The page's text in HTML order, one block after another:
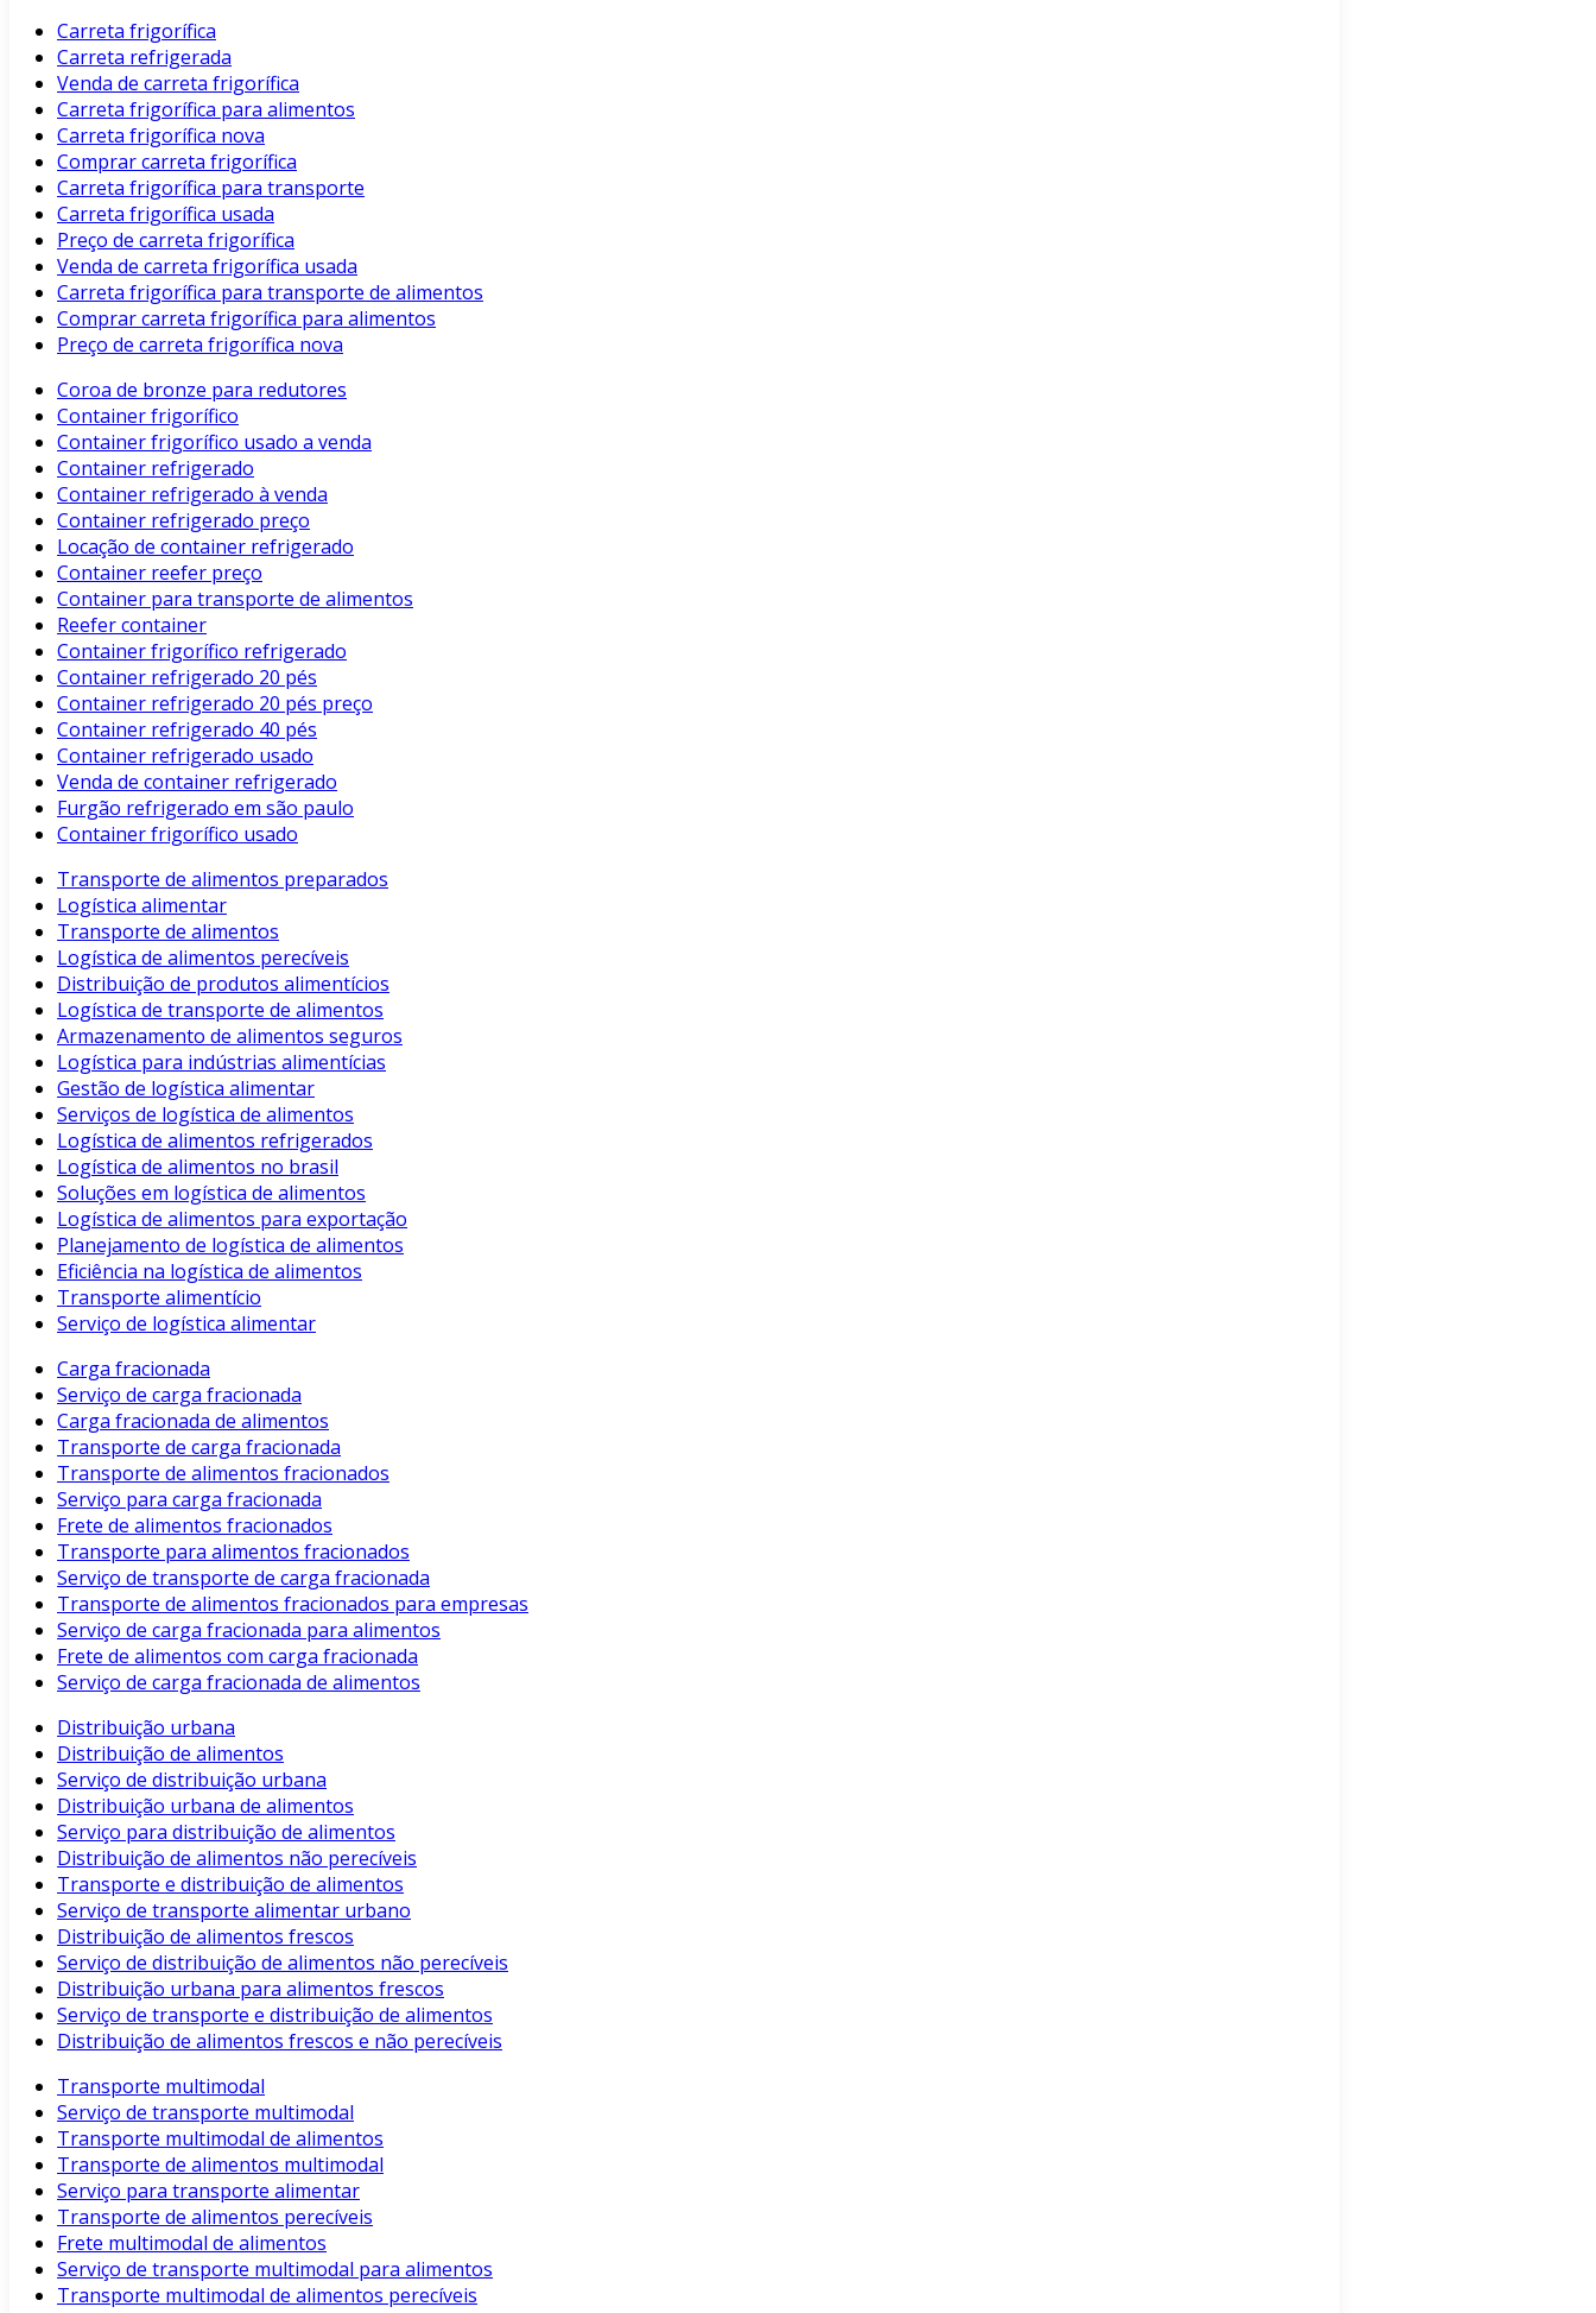
Carreta frigorífica
Carreta refrigerada
Venda de carreta frigorífica
Carreta frigorífica para alimentos
Carreta frigorífica nova
Comprar carreta frigorífica
Carreta frigorífica para transporte
Carreta frigorífica usada
Preço de carreta frigorífica
Venda de carreta frigorífica usada
Carreta frigorífica para transporte de alimentos
Comprar carreta frigorífica para alimentos
Preço de carreta frigorífica nova
Coroa de bronze para redutores
Container frigorífico
Container frigorífico usado a venda
Container refrigerado
Container refrigerado à venda
Container refrigerado preço
Locação de container refrigerado
Container reefer preço
Container para transporte de alimentos
Reefer container
Container frigorífico refrigerado
Container refrigerado 20 pés
Container refrigerado 20 pés preço
Container refrigerado 40 pés
Container refrigerado usado
Venda de container refrigerado
Furgão refrigerado em são paulo
Container frigorífico usado
Transporte de alimentos preparados
Logística alimentar
Transporte de alimentos
Logística de alimentos perecíveis
Distribuição de produtos alimentícios
Logística de transporte de alimentos
Armazenamento de alimentos seguros
Logística para indústrias alimentícias
Gestão de logística alimentar
Serviços de logística de alimentos
Logística de alimentos refrigerados
Logística de alimentos no brasil
Soluções em logística de alimentos
Logística de alimentos para exportação
Planejamento de logística de alimentos
Eficiência na logística de alimentos
Transporte alimentício
Serviço de logística alimentar
Carga fracionada
Serviço de carga fracionada
Carga fracionada de alimentos
Transporte de carga fracionada
Transporte de alimentos fracionados
Serviço para carga fracionada
Frete de alimentos fracionados
Transporte para alimentos fracionados
Serviço de transporte de carga fracionada
Transporte de alimentos fracionados para empresas
Serviço de carga fracionada para alimentos
Frete de alimentos com carga fracionada
Serviço de carga fracionada de alimentos
Distribuição urbana
Distribuição de alimentos
Serviço de distribuição urbana
Distribuição urbana de alimentos
Serviço para distribuição de alimentos
Distribuição de alimentos não perecíveis
Transporte e distribuição de alimentos
Serviço de transporte alimentar urbano
Distribuição de alimentos frescos
Serviço de distribuição de alimentos não perecíveis
Distribuição urbana para alimentos frescos
Serviço de transporte e distribuição de alimentos
Distribuição de alimentos frescos e não perecíveis
Transporte multimodal
Serviço de transporte multimodal
Transporte multimodal de alimentos
Transporte de alimentos multimodal
Serviço para transporte alimentar
Transporte de alimentos perecíveis
Frete multimodal de alimentos
Serviço de transporte multimodal para alimentos
Transporte multimodal de alimentos perecíveis